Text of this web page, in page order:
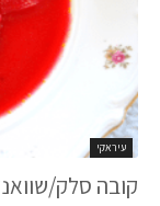
עיראקי
קובה סלק/